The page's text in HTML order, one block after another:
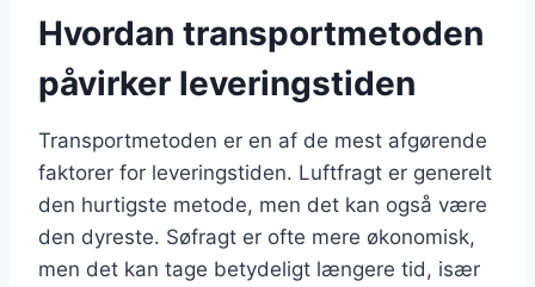
Hvordan transportmetoden
påvirker leveringstiden
Transportmetoden er en af de mest afgørende
faktorer for leveringstiden. Luftfragt er generelt
den hurtigste metode, men det kan også være
den dyreste. Søfragt er ofte mere økonomisk,
men det kan tage betydeligt længere tid, især